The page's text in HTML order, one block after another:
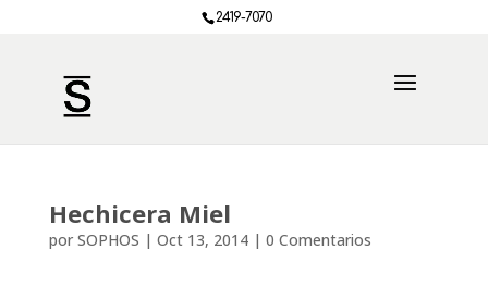
2419-7070
Hechicera Miel
por SOPHOS | Oct 13, 2014| 0 Comentarios